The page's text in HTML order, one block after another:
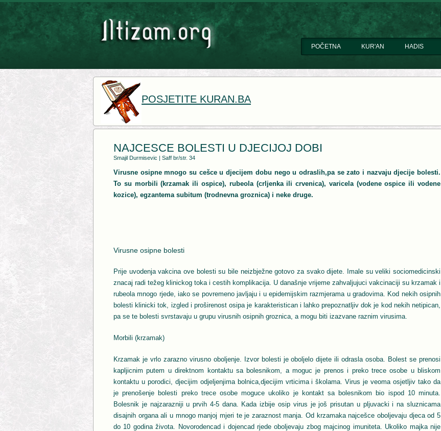
POČETNA KUR'AN HADIS
POSJETITE KURAN.BA
NAJCESCE BOLESTI U DJECIJOJ DOBI
Smajil Durmisevic | Saff br/str. 34
Virusne osipne mnogo su cešce u djecijem dobu nego u odraslih,pa se zato i nazvaju djecije bolesti.
To su morbili (krzamak ili ospice), rubeola (crljenka ili crvenica), varicela (vodene ospice ili vodene
kozice), egzantema subitum (trodnevna groznica) i neke druge.
Virusne osipne bolesti
Prije uvodenja vakcina ove bolesti su bile neizbježne gotovo za svako dijete. Imale su veliki sociomedicinski
znacaj radi težeg klinickog toka i cestih komplikacija. U današnje vrijeme zahvaljujuci vakcinaciji su krzamak i
rubeola mnogo rjede, iako se povremeno javljaju i u epidemijskim razmjerama u gradovima. Kod nekih osipnih
bolesti klinicki tok, izgled i proširenost osipa je karakteristican i lahko prepoznatljiv dok je kod nekih netipican,
pa se te bolesti svrstavaju u grupu virusnih osipnih groznica, a mogu biti izazvane raznim virusima.
Morbili (krzamak)
Krzamak je vrlo zarazno virusno oboljenje. Izvor bolesti je oboljelo dijete ili odrasla osoba. Bolest se prenosi
kapljicnim putem u direktnom kontaktu sa bolesnikom, a moguc je prenos i preko trece osobe u bliskom
kontaktu u porodici, djecijim odjeljenjima bolnica,djecijim vrticima i školama. Virus je veoma osjetljiv tako da
je prenošenje bolesti preko trece osobe moguce ukoliko je kontakt sa bolesnikom bio ispod 10 minuta.
Bolesnik je najzarazniji u prvih 4-5 dana. Kada izbije osip virus je još prisutan u pljuvacki i na sluznicama
disajnih organa ali u mnogo manjoj mjeri te je zaraznost manja. Od krzamaka najcešce oboljevaju djeca od 5
do 10 godina života. Novorodencad i dojencad rjede oboljevaju zbog majcinog imuniteta. Ukoliko majka nije